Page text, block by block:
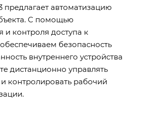
автоматизацию
С помощью
контроля доступа к
безопасность
внутреннего устройства
дистанционно управлять
контролировать рабочий